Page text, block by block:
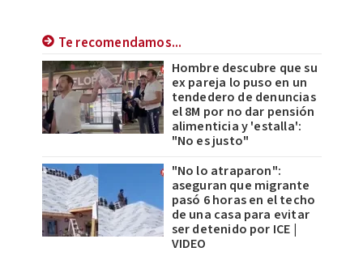
Te recomendamos...
Hombre descubre que su
ex pareja lo puso en un
tendedero de denuncias
el 8M por no dar pensión
alimenticia y 'estalla':
"No es justo"
"No lo atraparon":
aseguran que migrante
pasó 6 horas en el techo
de una casa para evitar
ser detenido por ICE |
VIDEO